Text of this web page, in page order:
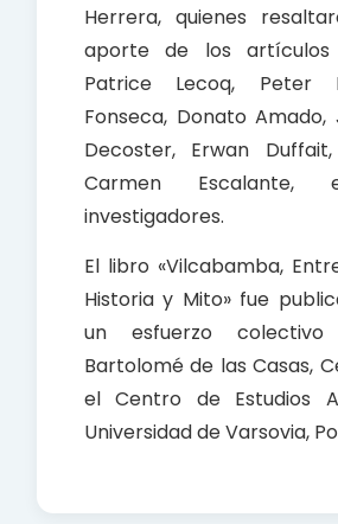
Herrera, quienes
aporte de los
Patrice Lecoq, Peter
Fonseca, Donato Amado,
Decoster, Erwan
Carmen Escalante,
investigadores.
El libro «Vilcabamba,
Historia y Mito» fue
un esfuerzo
Bartolomé de las Casas,
el Centro de Estudios
Universidad de Varsovia,